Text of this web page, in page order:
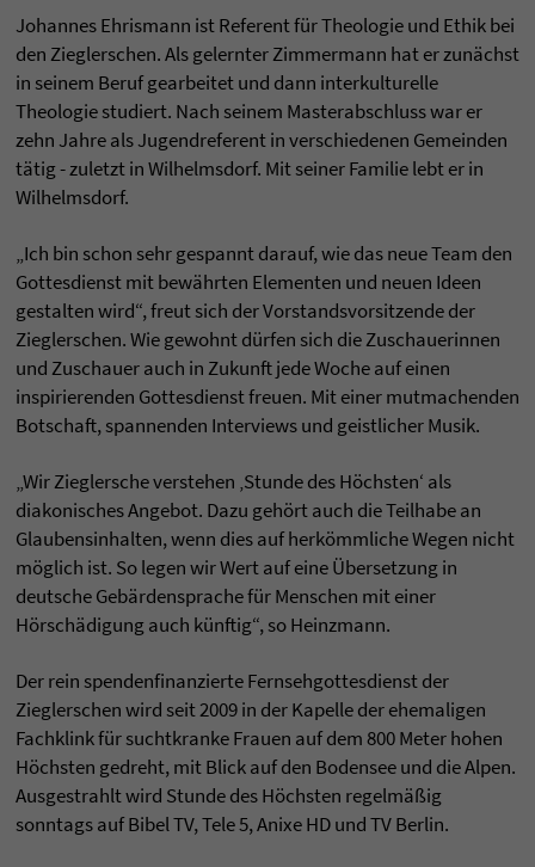
Johannes Ehrismann ist Referent für Theologie und Ethik bei
den Zieglerschen. Als gelernter Zimmermann hat er zunächst
in seinem Beruf gearbeitet und dann interkulturelle
Theologie studiert. Nach seinem Masterabschluss war er
zehn Jahre als Jugendreferent in verschiedenen Gemeinden
tätig - zuletzt in Wilhelmsdorf. Mit seiner Familie lebt er in
Wilhelmsdorf.
„Ich bin schon sehr gespannt darauf, wie das neue Team den
Gottesdienst mit bewährten Elementen und neuen Ideen
gestalten wird“, freut sich der Vorstandsvorsitzende der
Zieglerschen. Wie gewohnt dürfen sich die Zuschauerinnen
und Zuschauer auch in Zukunft jede Woche auf einen
inspirierenden Gottesdienst freuen. Mit einer mutmachenden
Botschaft, spannenden Interviews und geistlicher Musik.
„Wir Zieglersche verstehen ‚Stunde des Höchsten‘ als
diakonisches Angebot. Dazu gehört auch die Teilhabe an
Glaubensinhalten, wenn dies auf herkömmliche Wegen nicht
möglich ist. So legen wir Wert auf eine Übersetzung in
deutsche Gebärdensprache für Menschen mit einer
Hörschädigung auch künftig“, so Heinzmann.
Der rein spendenfinanzierte Fernsehgottesdienst der
Zieglerschen wird seit 2009 in der Kapelle der ehemaligen
Fachklink für suchtkranke Frauen auf dem 800 Meter hohen
Höchsten gedreht, mit Blick auf den Bodensee und die Alpen.
Ausgestrahlt wird Stunde des Höchsten regelmäßig
sonntags auf Bibel TV, Tele 5, Anixe HD und TV Berlin.